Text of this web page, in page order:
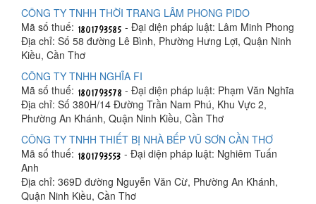
CÔNG TY TNHH THỜI TRANG LÂM PHONG PIDO
Mã số thuế:
- Đại diện pháp luật: Lâm Minh Phong
Địa chỉ: Số 58 đường Lê Bình, Phường Hưng Lợi, Quận Ninh
Kiều, Cần Thơ
CÔNG TY TNHH NGHĨA FI
Mã số thuế:
- Đại diện pháp luật: Phạm Văn Nghĩa
Địa chỉ: Số 380H/14 Đường Trần Nam Phú, Khu Vực 2,
Phường An Khánh, Quận Ninh Kiều, Cần Thơ
CÔNG TY TNHH THIẾT BỊ NHÀ BẾP VŨ SƠN CẦN THƠ
Mã số thuế:
- Đại diện pháp luật: Nghiêm Tuấn
Anh
Địa chỉ: 369D đường Nguyễn Văn Cừ, Phường An Khánh,
Quận Ninh Kiều, Cần Thơ